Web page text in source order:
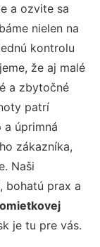
a ozvite sa
nielen na
kontrolu
že aj malé
a zbytočné
patrí
úprimná
zákazníka,
Naši
bohatú prax a
je tu pre vás.